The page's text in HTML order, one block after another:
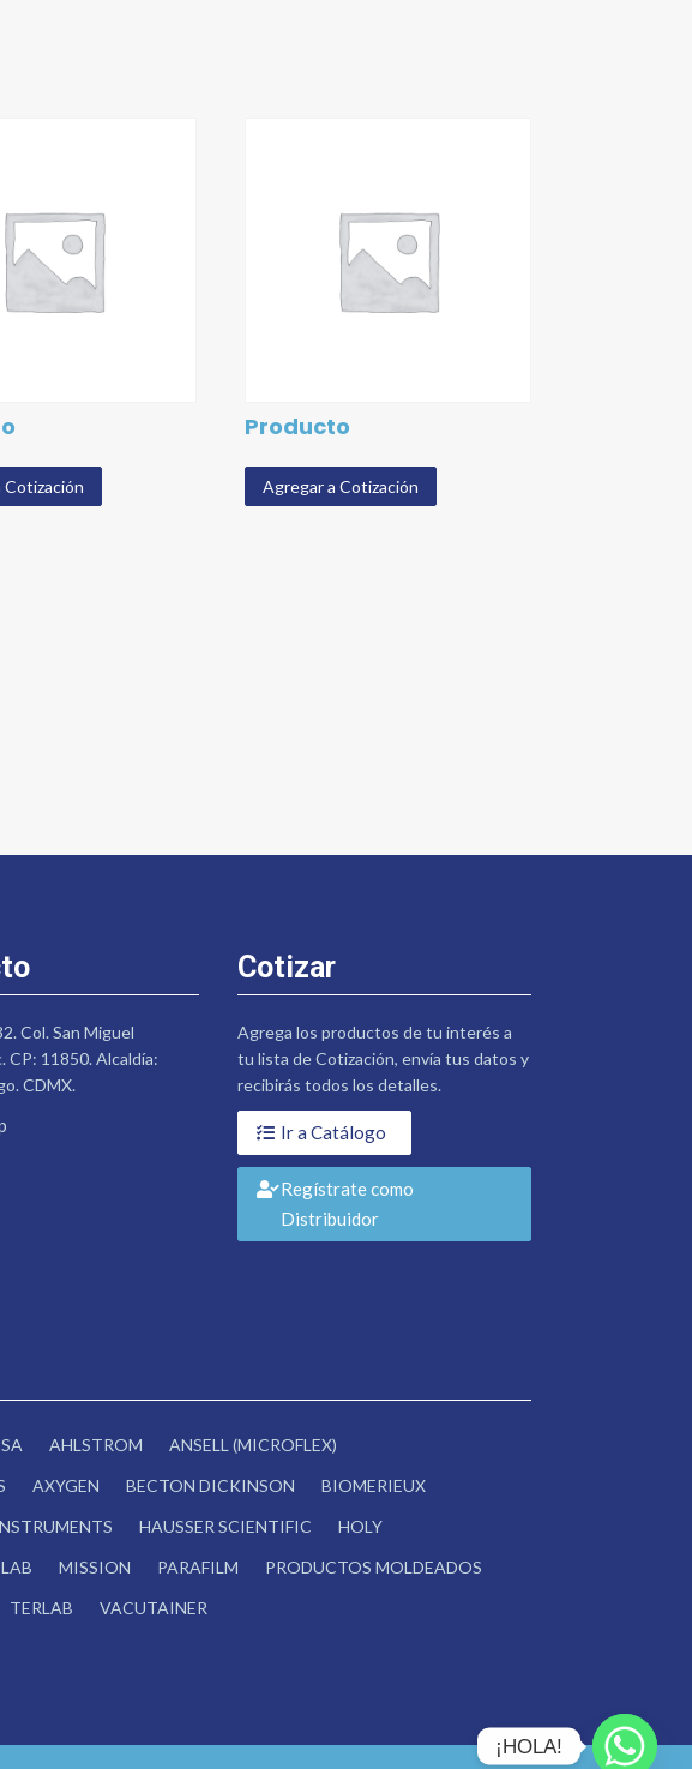
Cotización
Producto
Agregar a Cotización
Col. San Miguel
CP: 11850. Alcaldía:
CDMX.
Cotizar
Agrega los productos de tu interés a
tu lista de Cotización, envía tus datos y
recibirás todos los detalles.
Ir a Catálogo
Regístrate como
Distribuidor
AHLSTROM
ANSELL (MICROFLEX)
AXYGEN BECTON DICKINSON
BIOMERIEUX
HAUSSER SCIENTIFIC
HOLY
MISSION PARAFILM
PRODUCTOS MOLDEADOS
TERLAB VACUTAINER
¡HOLA!